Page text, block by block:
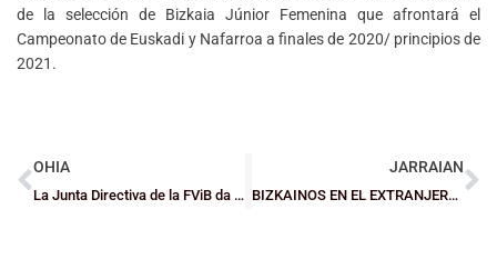
de la selección de Bizkaia Júnior Femenina que afrontará el
Campeonato de Euskadi y Nafarroa a finales de 2020/ principios de
2021.
OHIA
La Junta Directiva de la FViB da por finalizada la temporada 19/20
JARRAIAN
BIZKAINOS EN EL EXTRANJERO: NCAA – Borja Fernández